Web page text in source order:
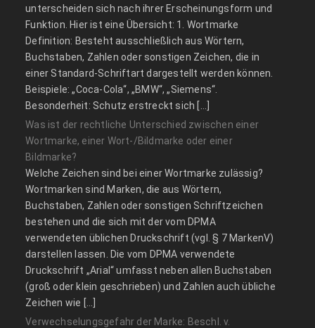
unterscheiden sich nach ihrer Erscheinungsform und
Funktion. Hier ist eine Übersicht: 1. Wortmarke
Definition: Besteht ausschließlich aus Wörtern,
Buchstaben, Zahlen oder sonstigen Zeichen, die in
einer Standard-Schriftart dargestellt werden können.
Beispiele: „Coca-Cola“, „BMW“, „Siemens“.
Besonderheit: Schutz erstreckt sich […]
Was ist der rechtliche Unterschied zwischen einer
Wortmarke, einer Wort-/Bildmarke oder einer
Bildmarke?
Welche Zeichen sind bei einer Wortmarke zulässig?
Wortmarken sind Marken, die aus Wörtern,
Buchstaben, Zahlen oder sonstigen Schriftzeichen
bestehen und die sich mit der vom DPMA
verwendeten üblichen Druckschrift (vgl. § 7 MarkenV)
darstellen lassen. Die vom DPMA verwendete
Druckschrift „Arial“ umfasst neben allen Buchstaben
(groß oder klein geschrieben) und Zahlen auch übliche
Zeichen wie […]
Verwechselungsgefahr der Marke: Beschl. v.